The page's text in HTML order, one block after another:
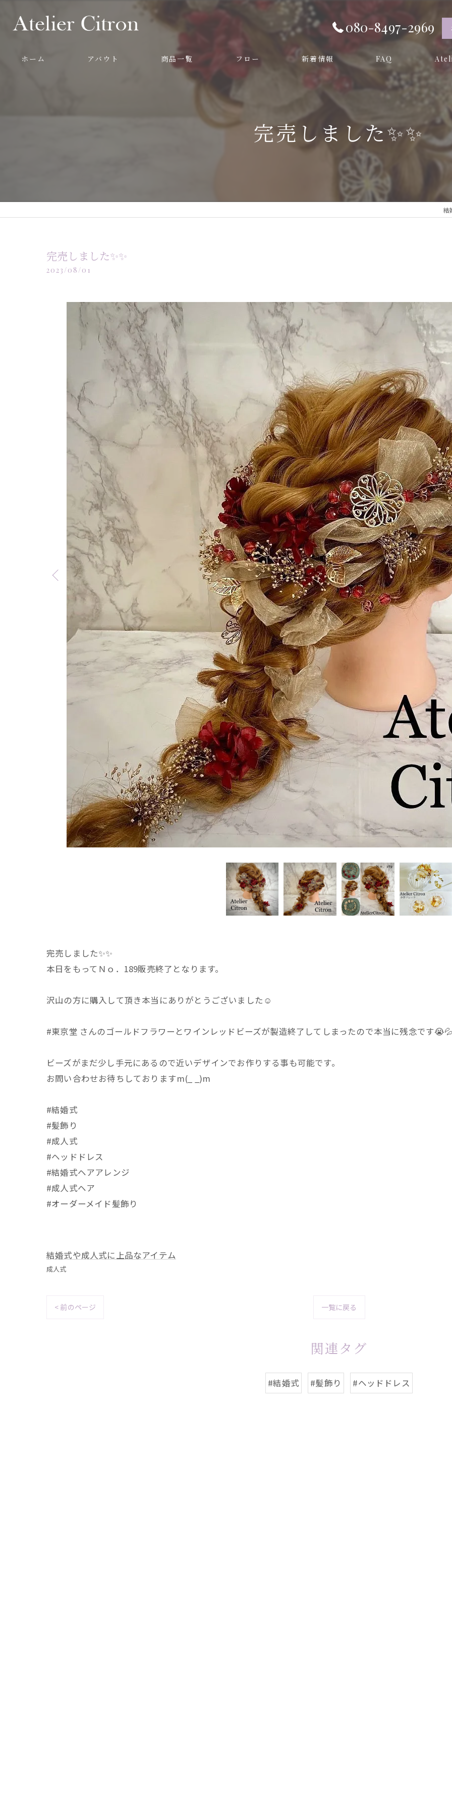
080-8497-2969
ホーム アバウト 商品一覧 フロー 新着情報 FAQ
オーダー
プリザ
和装
成人式
完売しました✨️✨️
結
完売しました✨️✨️
2023/08/01
完売しました✨️✨️
本日をもってＮｏ．189販売終了となります。
沢山の方に購入して頂き本当にありがとうございました☺
#東京堂 さんのゴールドフラワーとワインレッドビーズが製造終了してしまったので本当に残念です😭💦
ビーズがまだ少し手元にあるので近いデザインでお作りする事も可能です。
お問い合わせお待ちしておりますm(_ _)m
#結婚式
#髪飾り
#成人式
#ヘッドドレス
#結婚式ヘアアレンジ
#成人式ヘア
#オーダーメイド髪飾り
結婚式や成人式に上品なアイテム
成人式
< 前のページ 一覧に戻る
関連タグ
#結婚式 #髪飾り #ヘッドドレス